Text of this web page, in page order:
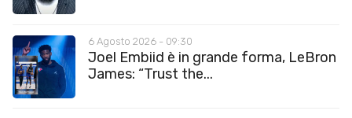
6 Agosto 2026 - 09:30
Joel Embiid è in grande forma, LeBron
James: “Trust the...